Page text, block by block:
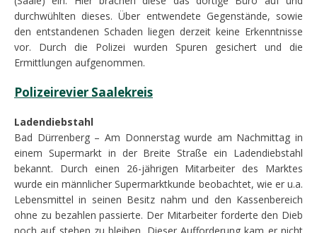
durchwühlten dieses. Über entwendete Gegenstände, sowie
den entstandenen Schaden liegen derzeit keine Erkenntnisse
vor. Durch die Polizei wurden Spuren gesichert und die
Ermittlungen aufgenommen.
Polizeirevier Saalekreis
Ladendiebstahl
Bad Dürrenberg – Am Donnerstag wurde am Nachmittag in
einem Supermarkt in der Breite Straße ein Ladendiebstahl
bekannt. Durch einen 26-jährigen Mitarbeiter des Marktes
wurde ein männlicher Supermarktkunde beobachtet, wie er u.a.
Lebensmittel in seinen Besitz nahm und den Kassenbereich
ohne zu bezahlen passierte. Der Mitarbeiter forderte den Dieb